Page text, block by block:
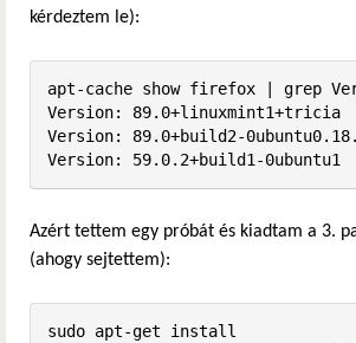
kérdeztem le):
apt-cache show firefox | grep
Version: 89.0+linuxmint1+tricia
Version: 89.0+build2-
Version: 59.0.2+build1-0ubuntu1
Azért tettem egy próbát és kiadtam a 3.
(ahogy sejtettem):
sudo apt-get install